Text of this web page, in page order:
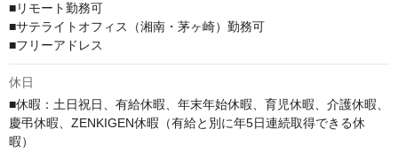
■リモート勤務可
■サテライトオフィス（湘南・茅ヶ崎）勤務可
■フリーアドレス
休日
■休暇：土日祝日、有給休暇、年末年始休暇、育児休暇、介護休暇、
慶弔休暇、ZENKIGEN休暇（有給と別に年5日連続取得できる休
暇）